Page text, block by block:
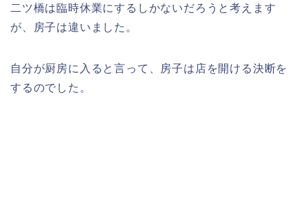
二ツ橋は臨時休業にするしかないだろうと考えます
が、房子は違いました。
自分が厨房に入ると言って、房子は店を開ける決断を
するのでした。